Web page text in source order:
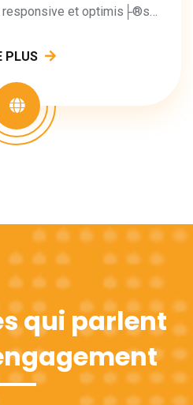
Sites web sur mesure, responsive et optimis├®s SEO pour votre entreprise.
PLUS
qui parlent